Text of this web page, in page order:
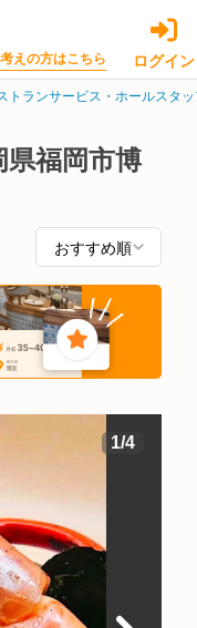
えの方はこちら ログイン
トランサービス・ホールスタッ
福岡市博
1/4